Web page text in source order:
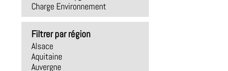
Charge Environnement
Filtrer par région
Alsace
Aquitaine
Auvergne